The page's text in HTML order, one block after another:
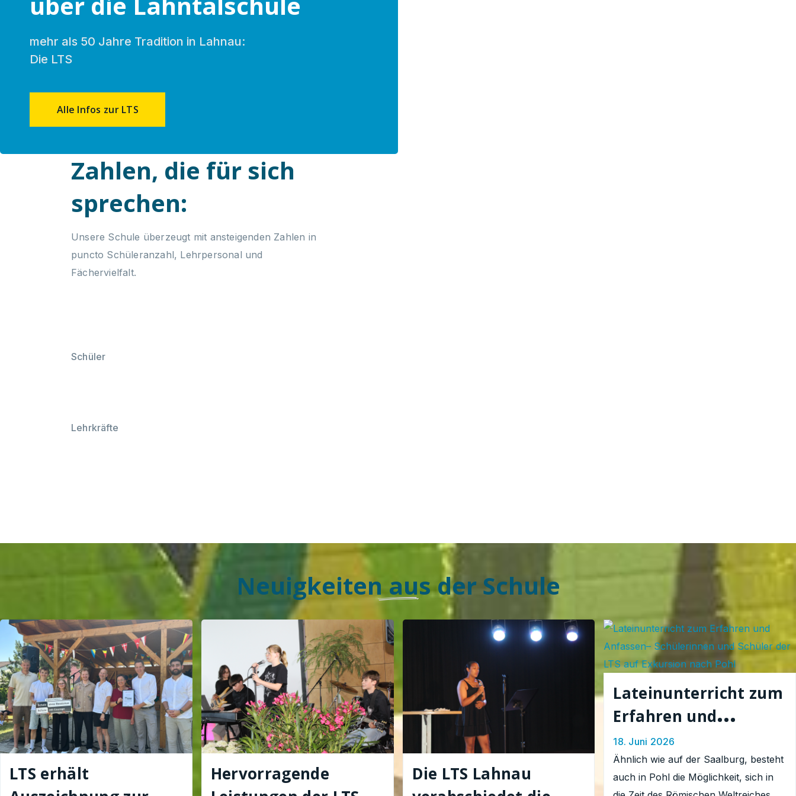
mehr als 50 Jahre Tradition in Lahnau:
Die LTS
Alle Infos zur LTS
Zahlen, die für sich
sprechen:
Unsere Schule überzeugt mit ansteigenden Zahlen in
puncto Schüleranzahl, Lehrpersonal und
Fächervielfalt.
Schüler
Lehrkräfte
Neuigkeiten aus der Schule
LTS erhält
Hervorragende
Die LTS Lahnau
Lateinunterricht zum
Erfahren und
Anfassen–
Schülerinnen und
Schüler der LTS auf
18. Juni 2026
Ähnlich wie auf der Saalburg, besteht
auch in Pohl die Möglichkeit, sich in